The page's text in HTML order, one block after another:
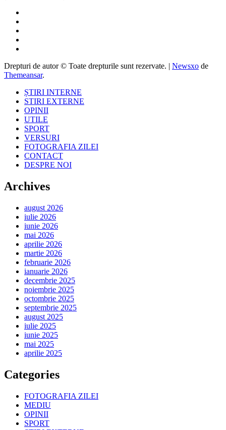
Drepturi de autor © Toate drepturile sunt rezervate. | Newsxo de
Themeansar.
ȘTIRI INTERNE
STIRI EXTERNE
OPINII
UTILE
SPORT
VERSURI
FOTOGRAFIA ZILEI
CONTACT
DESPRE NOI
Archives
august 2026
iulie 2026
iunie 2026
mai 2026
aprilie 2026
martie 2026
februarie 2026
ianuarie 2026
decembrie 2025
noiembrie 2025
octombrie 2025
septembrie 2025
august 2025
iulie 2025
iunie 2025
mai 2025
aprilie 2025
Categories
FOTOGRAFIA ZILEI
MEDIU
OPINII
SPORT